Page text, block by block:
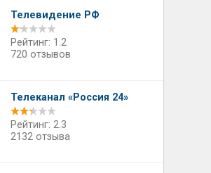
Телевидение РФ
Рейтинг: 1.2
720 отзывов
Телеканал «Россия 24»
Рейтинг: 2.3
2132 отзыва